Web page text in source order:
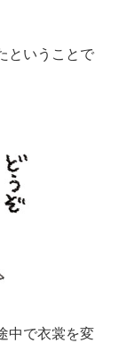
ということで
中で衣裳を変